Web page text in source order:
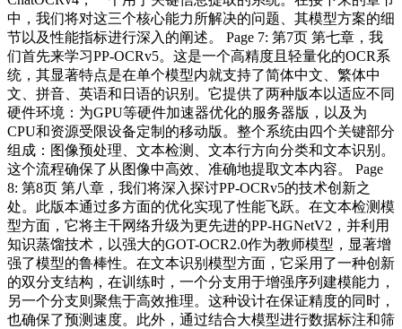
中，我们将对这三个核心能力所解决的问题、其模型方案的细
节以及性能指标进行深入的阐述。 Page 7: 第7页 第七章，我
们首先来学习PP-OCRv5。这是一个高精度且轻量化的OCR系
统，其显著特点是在单个模型内就支持了简体中文、繁体中
文、拼音、英语和日语的识别。它提供了两种版本以适应不同
硬件环境：为GPU等硬件加速器优化的服务器版，以及为
CPU和资源受限设备定制的移动版。整个系统由四个关键部分
组成：图像预处理、文本检测、文本行方向分类和文本识别。
这个流程确保了从图像中高效、准确地提取文本内容。 Page
8: 第8页 第八章，我们将深入探讨PP-OCRv5的技术创新之
处。此版本通过多方面的优化实现了性能飞跃。在文本检测模
型方面，它将主干网络升级为更先进的PP-HGNetV2，并利用
知识蒸馏技术，以强大的GOT-OCR2.0作为教师模型，显著增
强了模型的鲁棒性。在文本识别模型方面，它采用了一种创新
的双分支结构，在训练时，一个分支用于增强序列建模能力，
另一个分支则聚焦于高效推理。这种设计在保证精度的同时，
也确保了预测速度。此外，通过结合大模型进行数据标注和筛